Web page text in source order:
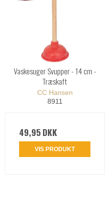
Vaskesuger Svupper - 14 cm -
Træskaft
CC Hansen
8911
49,95 DKK
VIS PRODUKT